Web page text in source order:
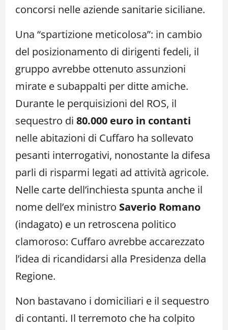
concorsi nelle aziende sanitarie siciliane.
Una “spartizione meticolosa”: in cambio
del posizionamento di dirigenti fedeli, il
gruppo avrebbe ottenuto assunzioni
mirate e subappalti per ditte amiche.
Durante le perquisizioni del ROS, il
sequestro di 80.000 euro in contanti
nelle abitazioni di Cuffaro ha sollevato
pesanti interrogativi, nonostante la difesa
parli di risparmi legati ad attività agricole.
Nelle carte dell’inchiesta spunta anche il
nome dell’ex ministro Saverio Romano
(indagato) e un retroscena politico
clamoroso: Cuffaro avrebbe accarezzato
l’idea di ricandidarsi alla Presidenza della
Regione.
Non bastavano i domiciliari e il sequestro
di contanti. Il terremoto che ha colpito